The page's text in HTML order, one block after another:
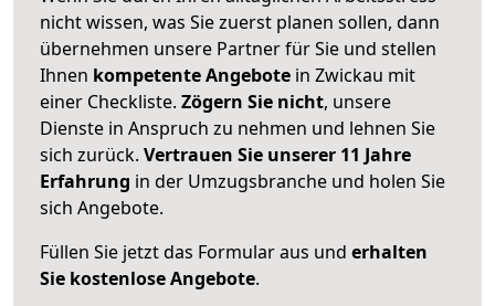
nicht wissen, was Sie zuerst planen sollen, dann
übernehmen unsere Partner für Sie und stellen
Ihnen kompetente Angebote in Zwickau mit
einer Checkliste. Zögern Sie nicht, unsere
Dienste in Anspruch zu nehmen und lehnen Sie
sich zurück. Vertrauen Sie unserer 11 Jahre
Erfahrung in der Umzugsbranche und holen Sie
sich Angebote.
Füllen Sie jetzt das Formular aus und erhalten
Sie kostenlose Angebote.